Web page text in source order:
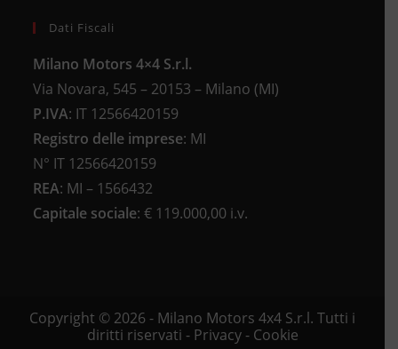
Dati Fiscali
Milano Motors 4×4 S.r.l.
Via Novara, 545 – 20153 – Milano (MI)
P.IVA: IT 12566420159
Registro delle imprese: MI
N° IT 12566420159
REA: MI – 1566432
Capitale sociale: € 119.000,00 i.v.
Copyright © 2026 - Milano Motors 4x4 S.r.l. Tutti i
diritti riservati - Privacy- Cookie